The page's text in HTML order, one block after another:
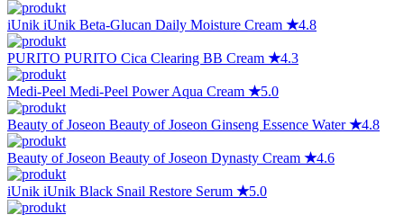
iUnik iUnik Beta-Glucan Daily Moisture Cream ★4.8
PURITO PURITO Cica Clearing BB Cream ★4.3
Medi-Peel Medi-Peel Power Aqua Cream ★5.0
Beauty of Joseon Beauty of Joseon Ginseng Essence Water★4.8
Beauty of Joseon Beauty of Joseon Dynasty Cream ★4.6
iUnik iUnik Black Snail Restore Serum ★5.0